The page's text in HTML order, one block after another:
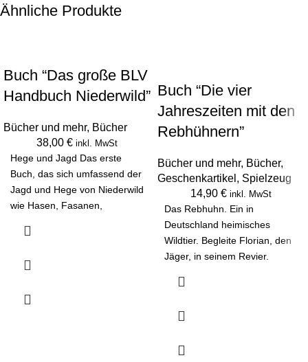
Ähnliche Produkte
Buch “Das große BLV
Handbuch Niederwild”
Bücher und mehr, Bücher
38,00 € inkl. MwSt
Hege und Jagd Das erste
Buch, das sich umfassend der
Jagd und Hege von Niederwild
wie Hasen, Fasanen,
Buch “Die vier
Jahreszeiten mit den
Rebhühnern”
Bücher und mehr, Bücher,
Geschenkartikel , Spielzeug
14,90 € inkl. MwSt
Das Rebhuhn. Ein in
Deutschland heimisches
Wildtier. Begleite Florian, den
Jäger, in seinem Revier.
und wo sie sich
welchen Gefahren sie